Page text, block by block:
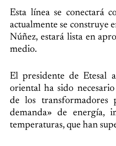
Esta línea se conectará
actualmente se construye
Núñez, estará lista en
medio.
El presidente de Etesal
oriental ha sido
de los transformadores
demanda» de energía,
temperaturas, que han